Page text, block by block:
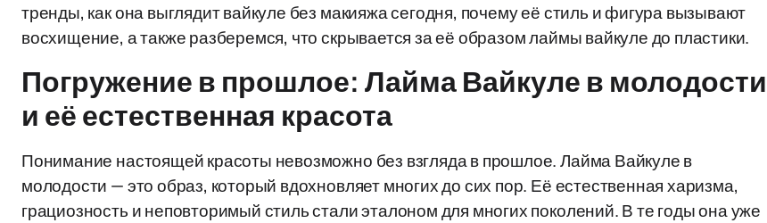
тренды, как она выглядит вайкуле без макияжа сегодня, почему её стиль и фигура вызывают
восхищение, а также разберемся, что скрывается за её образом лаймы вайкуле до пластики.
Погружение в прошлое: Лайма Вайкуле в молодости
и её естественная красота
Понимание настоящей красоты невозможно без взгляда в прошлое. Лайма Вайкуле в
молодости — это образ, который вдохновляет многих до сих пор. Её естественная харизма,
грациозность и неповторимый стиль стали эталоном для многих поколений. В те годы она уже